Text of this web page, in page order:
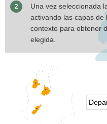
Una vez seleccionada
activando las capas de
contexto para obtener
elegida.